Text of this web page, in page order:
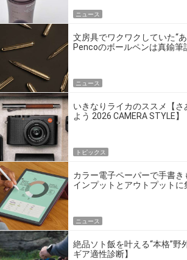
ニュース
文房具でワクワクしていた“あ
Pencoのボールペンは真鍮筆
ニュース
いきなりライカのススメ【
よう 2026 CAMERA STYLE】
トピックス
カラー電子ペーパーで手書
インプットとアウトプットに
ニュース
絶品ソト飯を叶える“本格”野
ギア適性診断】